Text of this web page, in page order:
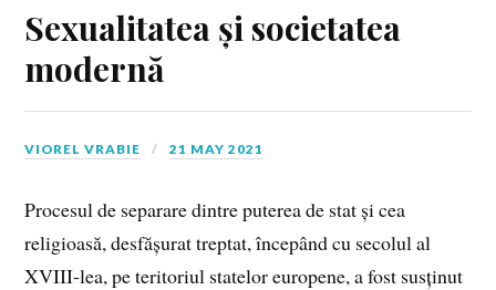
Sexualitatea și societatea
modernă
VIOREL VRABIE 21 MAY 2021
Procesul de separare dintre puterea de stat și cea
religioasă, desfășurat treptat, începând cu secolul al
XVIII-lea, pe teritoriul statelor europene, a fost susținut